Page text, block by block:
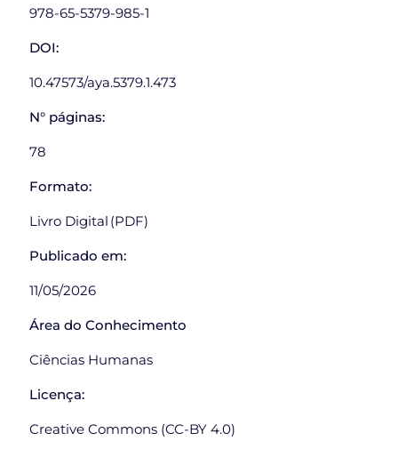
978-65-5379-985-1
DOI:
10.47573/aya.5379.1.473
N° páginas:
78
Formato:
Livro Digital (PDF)
Publicado em:
11/05/2026
Área do Conhecimento
Ciências Humanas
Licença:
Creative Commons (CC-BY 4.0)